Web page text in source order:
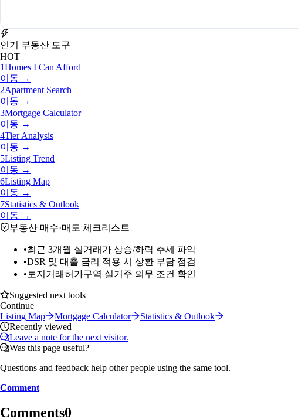
인기 부동산 도구
HOT
1Homes I Can Afford
이동 →
2Apartment Search
이동 →
3Mortgage Calculator
이동 →
4Tier Analysis
이동 →
5Listing Trend
이동 →
6Listing Map
이동 →
7Statistics & Outlook
이동 →
부동산 매수·매도 체크리스트
•최근 3개월 실거래가 상승/하락 추세 파악
•DSR 및 대출 금리 적용 시 상환 부담 점검
• 토지거래허가구역 실거주 의무 조건 확인
Suggested next tools
Continue
Listing Map
Mortgage Calculator
Statistics & Outlook
Recently viewed
Leave a note for the next visitor.
Was this page useful?
Questions and feedback help other people using the same tool.
Comment
Comments0